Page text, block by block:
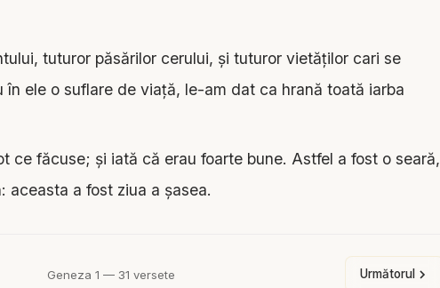
tuturor păsărilor cerului, şi tuturor vietăţilor cari se
în ele o suflare de viaţă, le-am dat ca hrană toată iarba
ce făcuse; şi iată că erau foarte bune. Astfel a fost o seară,
aceasta a fost ziua a şasea.
Geneza 1 — 31 versete Următorul